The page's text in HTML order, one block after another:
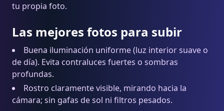
tu propia foto.
Las mejores fotos para subir
Buena iluminación uniforme (luz interior suave o
de día). Evita contraluces fuertes o sombras
profundas.
Rostro claramente visible, mirando hacia la
cámara; sin gafas de sol ni filtros pesados.